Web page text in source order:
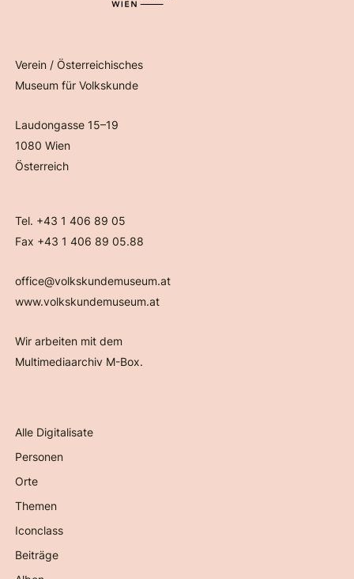
Verein / Österreichisches
Museum für Volkskunde
Laudongasse 15–19
1080 Wien
Österreich
Tel. +43 1 406 89 05
Fax +43 1 406 89 05.88
office@volkskundemuseum.at
www.volkskundemuseum.at
Wir arbeiten mit dem
Multimediaarchiv M-Box.
Alle Digitalisate
Personen
Orte
Themen
Iconclass
Beiträge